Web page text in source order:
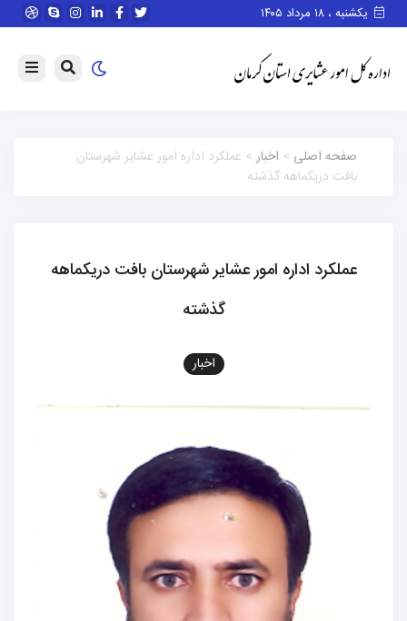
یکشنبه ، ۱۸ مرداد ۱۴۰۵
صفحه اصلی > اخبار> عملکرد اداره امور عشایر شهرستان
بافت دریکماهه گذشته
عملکرد اداره امور عشایر شهرستان بافت دریکماهه
گذشته
اخبار